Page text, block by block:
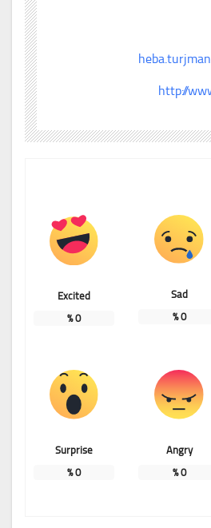
http://
Sad
0
%
Excited
0
%
Angry
0
%
Surprise
0
%